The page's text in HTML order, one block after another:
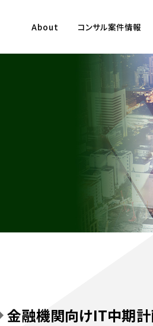
About コンサル案件情報
金融機関向けIT中期